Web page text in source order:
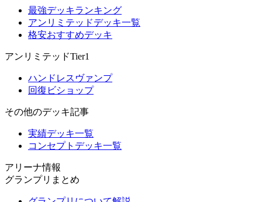
最強デッキランキング
アンリミテッドデッキ一覧
格安おすすめデッキ
アンリミテッドTier1
ハンドレスヴァンプ
回復ビショップ
その他のデッキ記事
実績デッキ一覧
コンセプトデッキ一覧
アリーナ情報
グランプリまとめ